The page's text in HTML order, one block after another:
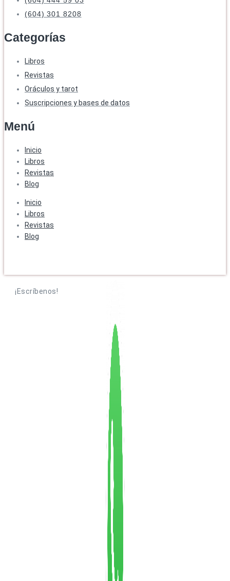
(604) 301 8208
Categorías
Libros
Revistas
Oráculos y tarot
Suscripciones y bases de datos
Menú
Inicio
Libros
Revistas
Blog
Inicio
Libros
Revistas
Blog
¡Escríbenos!